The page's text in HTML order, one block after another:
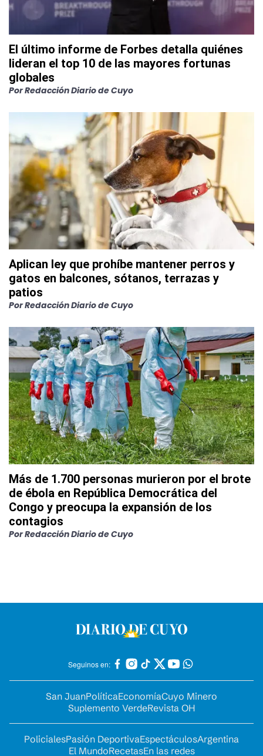
El último informe de Forbes detalla quiénes
lideran el top 10 de las mayores fortunas
globales
PorRedacción Diario de Cuyo
Aplican ley que prohíbe mantener perros y
gatos en balcones, sótanos, terrazas y
patios
PorRedacción Diario de Cuyo
Más de 1.700 personas murieron por el brote
de ébola en República Democrática del
Congo y preocupa la expansión de los
contagios
PorRedacción Diario de Cuyo
Seguinos en:
San JuanPolíticaEconomíaCuyo Minero
Suplemento VerdeRevista OH
PolicialesPasión DeportivaEspectáculosArgentina
El MundoRecetasEn las redes